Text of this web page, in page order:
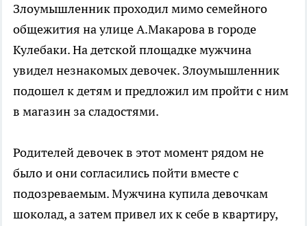
Злоумышленник проходил мимо семейного
общежития на улице А.Макарова в городе
Кулебаки. На детской площадке мужчина
увидел незнакомых девочек. Злоумышленник
подошел к детям и предложил им пройти с ним
в магазин за сладостями.
Родителей девочек в этот момент рядом не
было и они согласились пойти вместе с
подозреваемым. Мужчина купила девочкам
шоколад, а затем привел их к себе в квартиру,